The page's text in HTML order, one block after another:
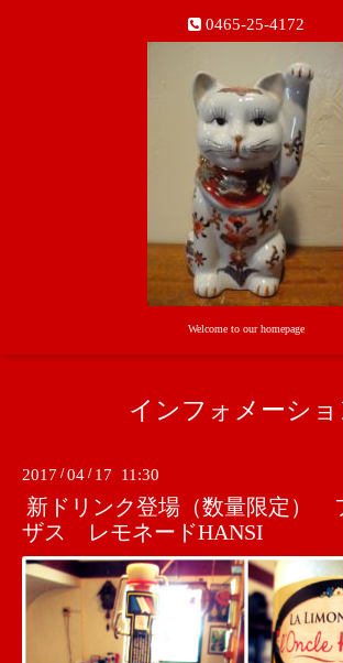
0465-25-4172
Welcome to our homepage
インフォメーショ
2017 /04 / 17 11:30
新ドリンク登場（数量限定）
ザス レモネードHANSI